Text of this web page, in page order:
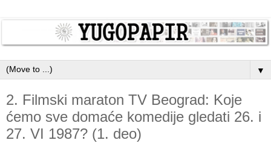
▼
2. Filmski maraton TV Beograd: Koje
ćemo sve domaće komedije gledati 26. i
27. VI 1987? (1. deo)